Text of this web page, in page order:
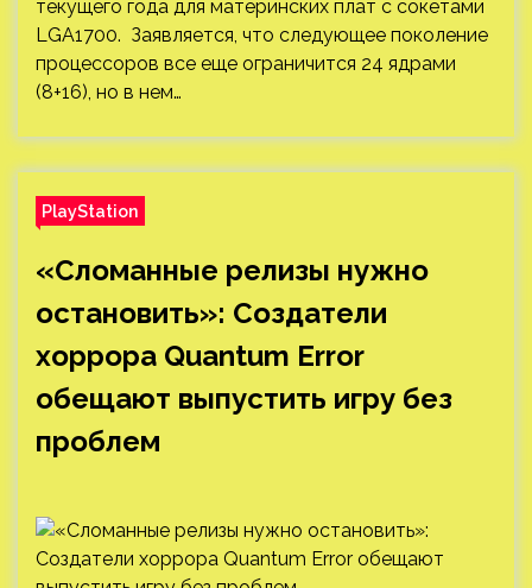
текущего года для материнских плат с сокетами
LGA1700. Заявляется, что следующее поколение
процессоров все еще ограничится 24 ядрами
(8+16), но в нем…
PlayStation
«Сломанные релизы нужно
остановить»: Создатели
хоррора Quantum Error
обещают выпустить игру без
проблем